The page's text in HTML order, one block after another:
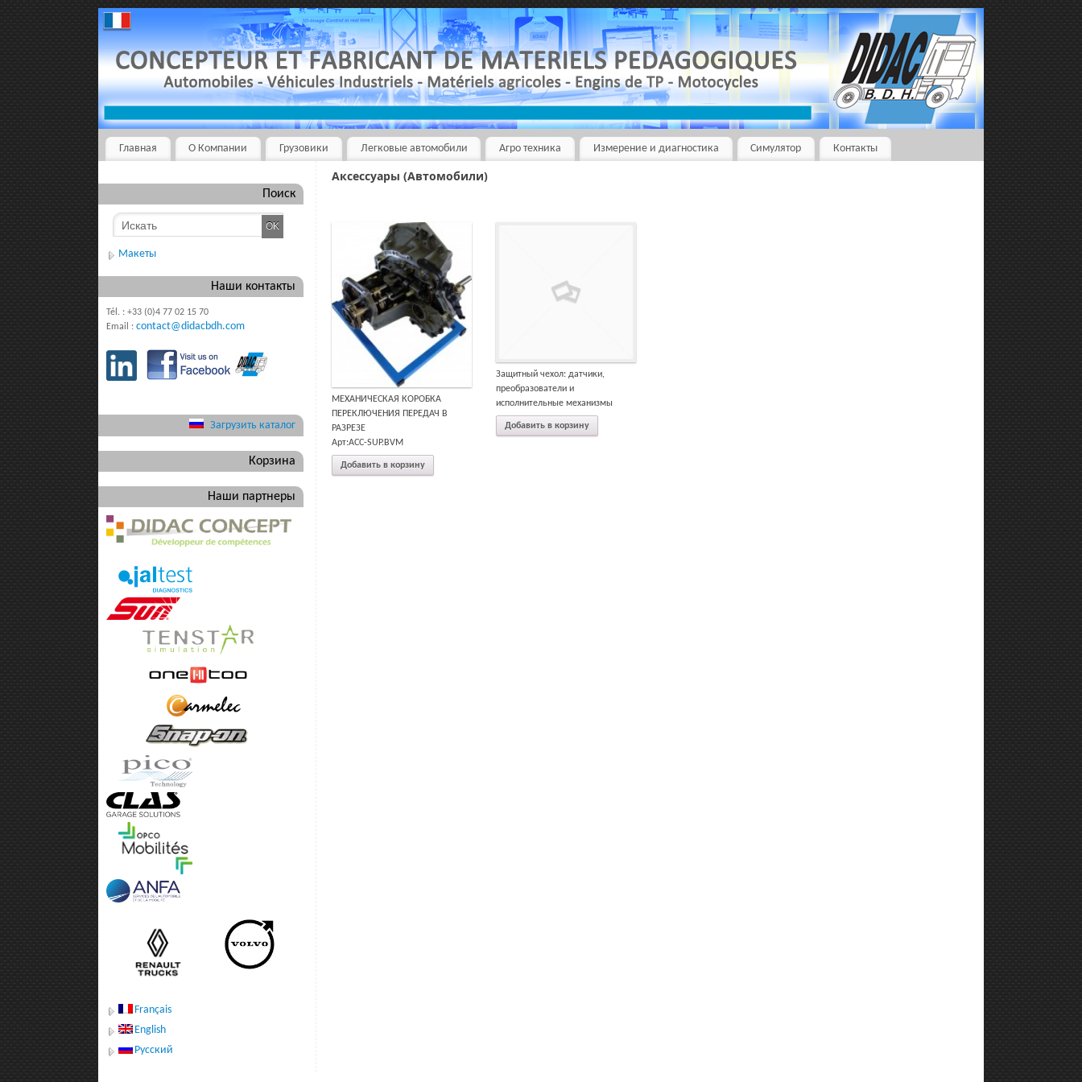
Главная О Компании Грузовики Легковые автомобили Агро техника Измерение и диагностика Симулятор Контакты
Аксессуары (Автомобили)
МЕХАНИЧЕСКАЯ КОРОБКА
ПЕРЕКЛЮЧЕНИЯ ПЕРЕДАЧ В
РАЗРЕЗЕ
Арт:ACC-SUP.BVM
Добавить в корзину
Защитный чехол: датчики,
преобразователи и
исполнительные механизмы
Добавить в корзину
Поиск
Макеты
Наши контакты
Tél. : +33 (0)4 77 02 15 70
Email : contact@didacbdh.com
Загрузить каталог
Корзина
Наши партнеры
Français
English
Русский